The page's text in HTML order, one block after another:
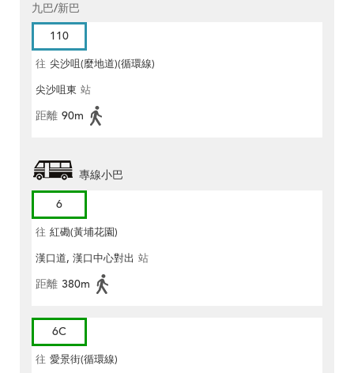
九巴/新巴
110
往 尖沙咀(麼地道)(循環線)
尖沙咀東 站
距離 90m
專線小巴
6
往 紅磡(黃埔花園)
漢口道, 漢口中心對出 站
距離 380m
6C
往 愛景街(循環線)